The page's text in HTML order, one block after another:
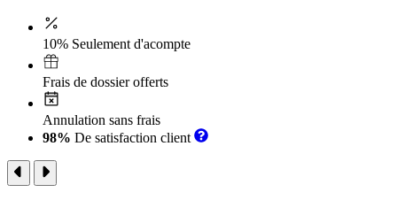
10% Seulement d'acompte
Frais de dossier offerts
Annulation sans frais
98% De satisfaction client